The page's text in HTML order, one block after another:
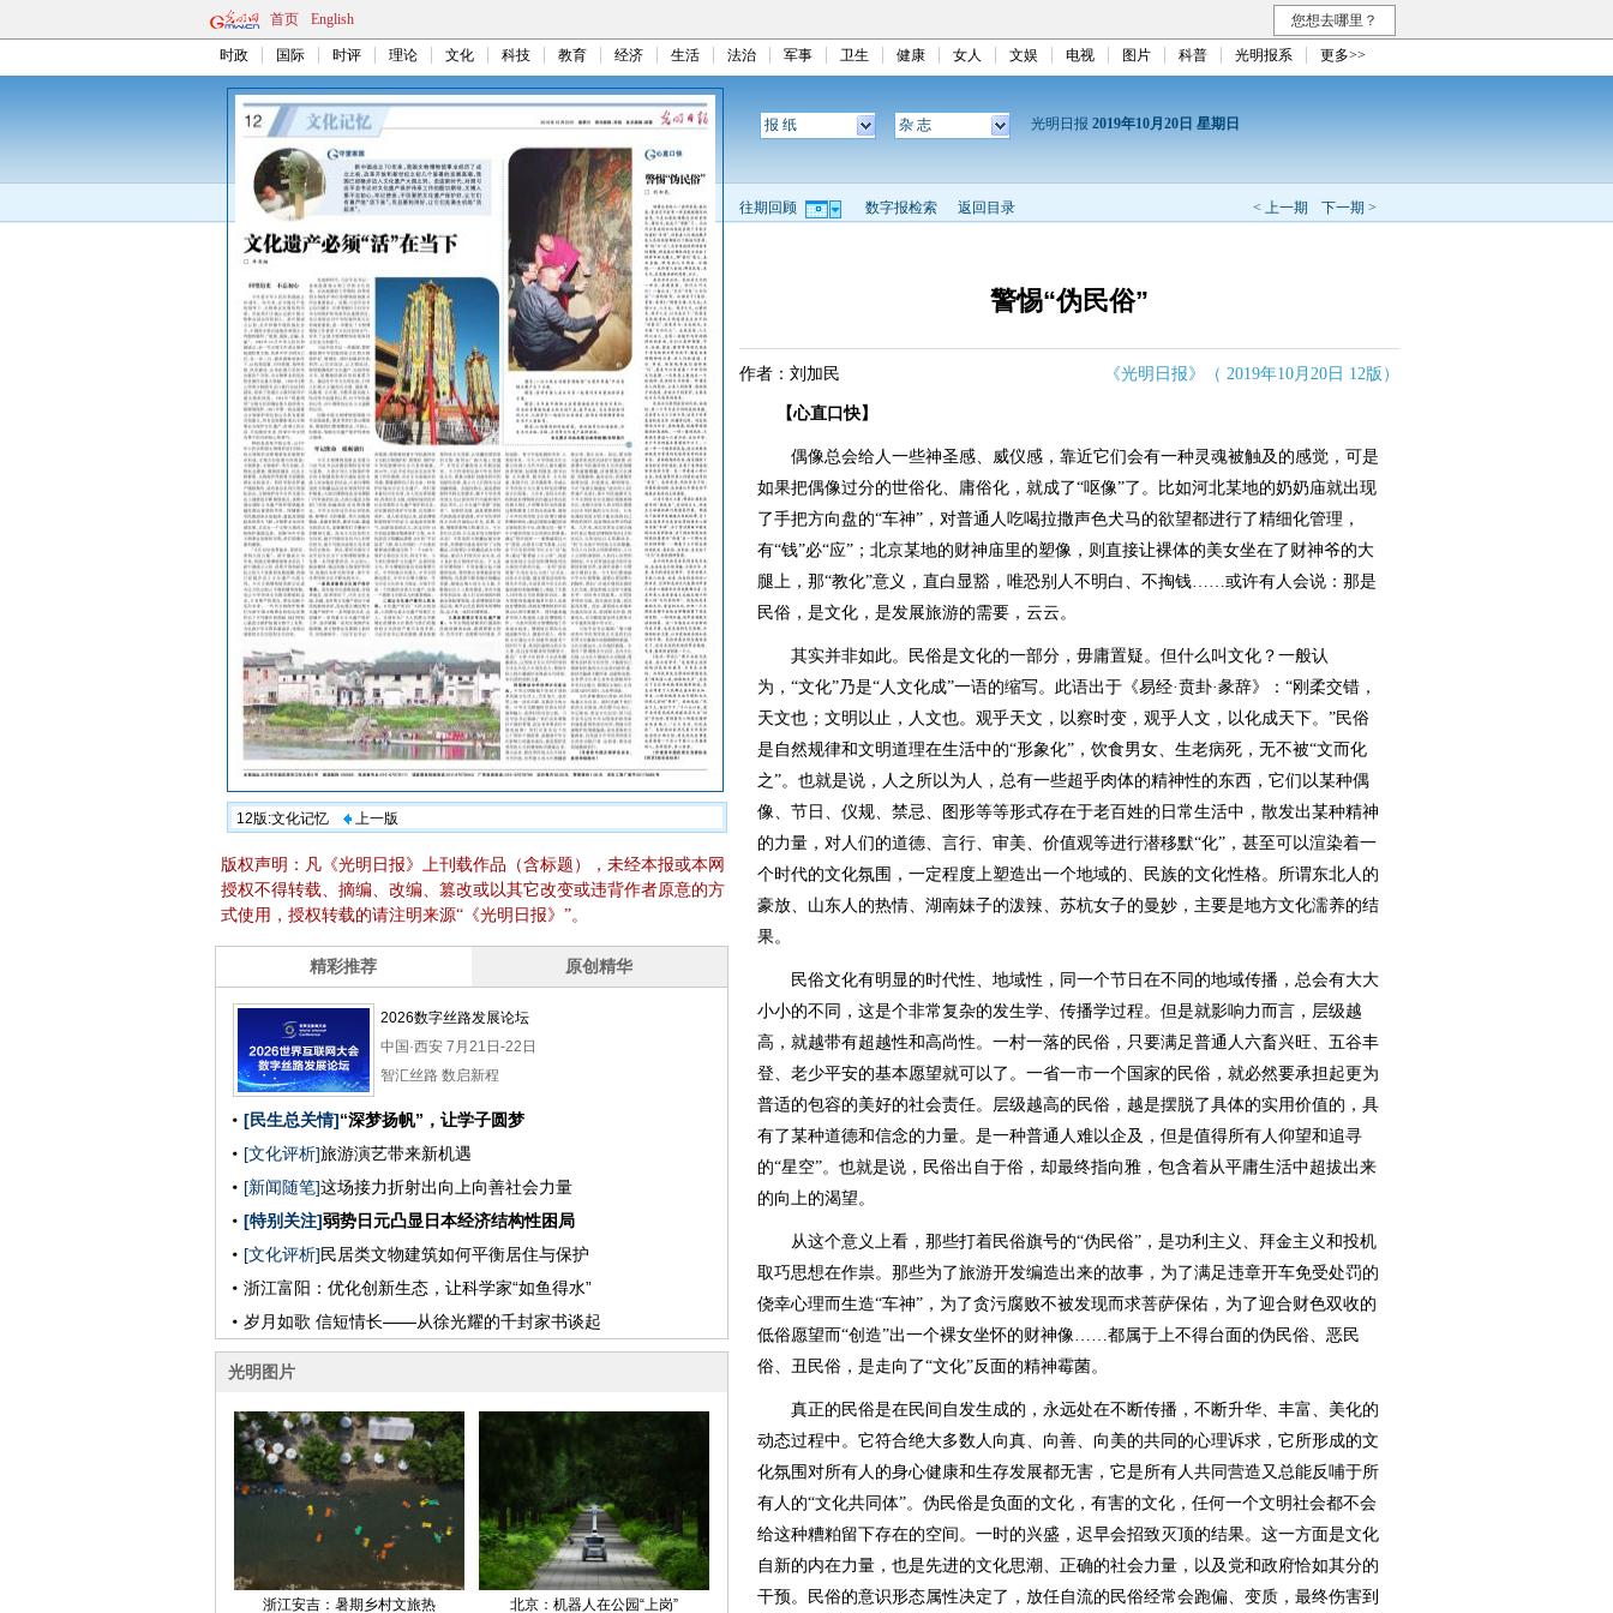
首页 English 您想去哪里？
时政 国际 时评 理论 文化 科技 教育 经济 生活 法治 军事 卫生 健康 女人 文娱 电视 图片 科普 光明报系 更多>>
12版:文化记忆 上一版
版权声明：凡《光明日报》上刊载作品（含标题），未经本报或本网
授权不得转载、摘编、改编、篡改或以其它改变或违背作者原意的方
式使用，授权转载的请注明来源“《光明日报》”。
报 纸 杂 志 光明日报 2019年10月20日 星期日
< 上一期 下一期 >
往期回顾 数字报检索 返回目录
警惕“伪民俗”
作者：刘加民 《光明日报》（ 2019年10月20日 12版）
【心直口快】
偶像总会给人一些神圣感、威仪感，靠近它们会有一种灵魂被触及的感觉，可是
如果把偶像过分的世俗化、庸俗化，就成了“呕像”了。比如河北某地的奶奶庙就出现
了手把方向盘的“车神”，对普通人吃喝拉撒声色犬马的欲望都进行了精细化管理，
有“钱”必“应”；北京某地的财神庙里的塑像，则直接让裸体的美女坐在了财神爷的大
腿上，那“教化”意义，直白显豁，唯恐别人不明白、不掏钱……或许有人会说：那是
民俗，是文化，是发展旅游的需要，云云。
其实并非如此。民俗是文化的一部分，毋庸置疑。但什么叫文化？一般认
为，“文化”乃是“人文化成”一语的缩写。此语出于《易经·贲卦·彖辞》：“刚柔交错，
天文也；文明以止，人文也。观乎天文，以察时变，观乎人文，以化成天下。”民俗
是自然规律和文明道理在生活中的“形象化”，饮食男女、生老病死，无不被“文而化
之”。也就是说，人之所以为人，总有一些超乎肉体的精神性的东西，它们以某种偶
像、节日、仪规、禁忌、图形等等形式存在于老百姓的日常生活中，散发出某种精神
的力量，对人们的道德、言行、审美、价值观等进行潜移默“化”，甚至可以渲染着一
个时代的文化氛围，一定程度上塑造出一个地域的、民族的文化性格。所谓东北人的
豪放、山东人的热情、湖南妹子的泼辣、苏杭女子的曼妙，主要是地方文化濡养的结
果。
民俗文化有明显的时代性、地域性，同一个节日在不同的地域传播，总会有大大
小小的不同，这是个非常复杂的发生学、传播学过程。但是就影响力而言，层级越
高，就越带有超越性和高尚性。一村一落的民俗，只要满足普通人六畜兴旺、五谷丰
登、老少平安的基本愿望就可以了。一省一市一个国家的民俗，就必然要承担起更为
普适的包容的美好的社会责任。层级越高的民俗，越是摆脱了具体的实用价值的，具
有了某种道德和信念的力量。是一种普通人难以企及，但是值得所有人仰望和追寻
的“星空”。也就是说，民俗出自于俗，却最终指向雅，包含着从平庸生活中超拔出来
的向上的渴望。
从这个意义上看，那些打着民俗旗号的“伪民俗”，是功利主义、拜金主义和投机
取巧思想在作祟。那些为了旅游开发编造出来的故事，为了满足违章开车免受处罚的
侥幸心理而生造“车神”，为了贪污腐败不被发现而求菩萨保佑，为了迎合财色双收的
低俗愿望而“创造”出一个裸女坐怀的财神像……都属于上不得台面的伪民俗、恶民
俗、丑民俗，是走向了“文化”反面的精神霉菌。
真正的民俗是在民间自发生成的，永远处在不断传播，不断升华、丰富、美化的
动态过程中。它符合绝大多数人向真、向善、向美的共同的心理诉求，它所形成的文
化氛围对所有人的身心健康和生存发展都无害，它是所有人共同营造又总能反哺于所
有人的“文化共同体”。伪民俗是负面的文化，有害的文化，任何一个文明社会都不会
给这种糟粕留下存在的空间。一时的兴盛，迟早会招致灭顶的结果。这一方面是文化
自新的内在力量，也是先进的文化思潮、正确的社会力量，以及党和政府恰如其分的
干预。民俗的意识形态属性决定了，放任自流的民俗经常会跑偏、变质，最终伤害到